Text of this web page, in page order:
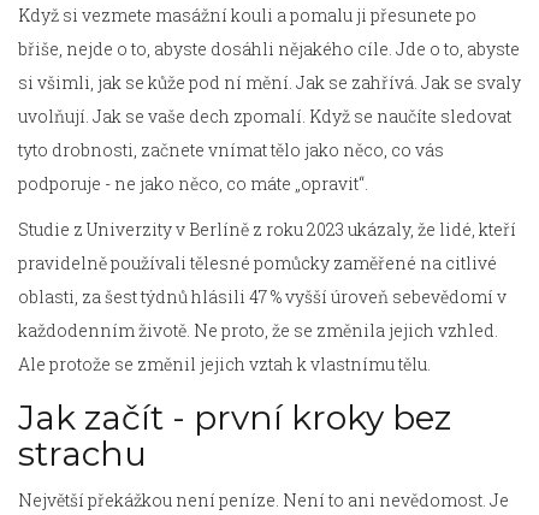
Když si vezmete masážní kouli a pomalu ji přesunete po
břiše, nejde o to, abyste dosáhli nějakého cíle. Jde o to, abyste
si všimli, jak se kůže pod ní mění. Jak se zahřívá. Jak se svaly
uvolňují. Jak se vaše dech zpomalí. Když se naučíte sledovat
tyto drobnosti, začnete vnímat tělo jako něco, co vás
podporuje - ne jako něco, co máte „opravit“.
Studie z Univerzity v Berlíně z roku 2023 ukázaly, že lidé, kteří
pravidelně používali tělesné pomůcky zaměřené na citlivé
oblasti, za šest týdnů hlásili 47 % vyšší úroveň sebevědomí v
každodenním životě. Ne proto, že se změnila jejich vzhled.
Ale protože se změnil jejich vztah k vlastnímu tělu.
Jak začít - první kroky bez
strachu
Největší překážkou není peníze. Není to ani nevědomost. Je